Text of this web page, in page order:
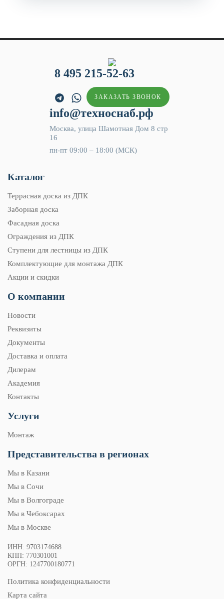
8 495 215-52-63
ЗАКАЗАТЬ ЗВОНОК
info@техноснаб.рф
Москва, улица Шамотная Дом 8 стр
16
пн-пт 09:00 – 18:00 (МСК)
Каталог
Террасная доска из ДПК
Заборная доска
Фасадная доска
Ограждения из ДПК
Ступени для лестницы из ДПК
Комплектующие для монтажа ДПК
Акции и скидки
О компании
Новости
Реквизиты
Документы
Доставка и оплата
Дилерам
Академия
Контакты
Услуги
Монтаж
Представительства в регионах
Мы в Казани
Мы в Сочи
Мы в Волгограде
Мы в Чебоксарах
Мы в Москве
ИНН: 9703174688
КПП: 770301001
ОРГН: 1247700180771
Политика конфиденциальности
Карта сайта